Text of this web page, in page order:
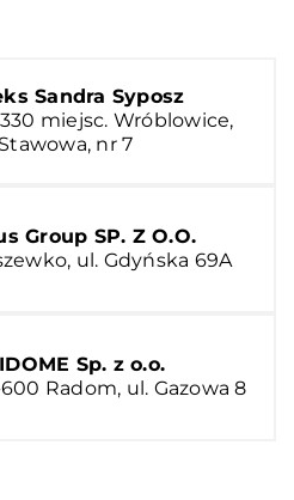
Sandra Syposz
miejsc. Wróblowice,
nr 7
Group SP. Z O.O.
ul. Gdyńska 69A
Sp. z o.o.
Radom, ul. Gazowa 8